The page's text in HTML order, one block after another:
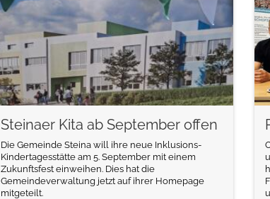
Steinaer Kita ab September offen
Die Gemeinde Steina will ihre neue Inklusions-
Kindertagesstätte am 5. September mit einem
Zukunftsfest einweihen. Dies hat die
Gemeindeverwaltung jetzt auf ihrer Homepage
mitgeteilt.